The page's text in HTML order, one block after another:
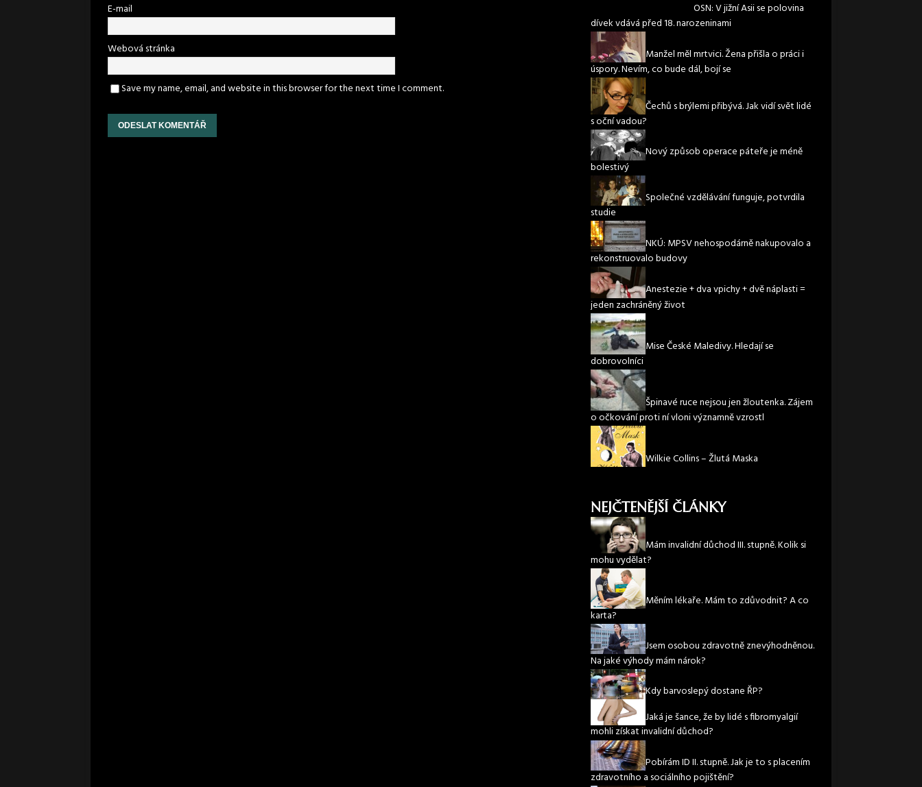
E-mail
Webová stránka
Save my name, email, and website in this browser for the next time I comment.
OSN: V jižní Asii se polovina
dívek vdává před 18. narozeninami
Manžel měl mrtvici. Žena přišla o práci i
úspory. Nevím, co bude dál, bojí se
Čechů s brýlemi přibývá. Jak vidí svět lidé
s oční vadou?
Nový způsob operace páteře je méně
bolestivý
Společné vzdělávání funguje, potvrdila
studie
NKÚ: MPSV nehospodárně nakupovalo a
rekonstruovalo budovy
Anestezie + dva vpichy + dvě náplasti =
jeden zachráněný život
Mise České Maledivy. Hledají se
dobrovolníci
Špinavé ruce nejsou jen žloutenka. Zájem
o očkování proti ní vloni významně vzrostl
Wilkie Collins – Žlutá Maska
NEJČTENĚJŠÍ ČLÁNKY
Mám invalidní důchod III. stupně. Kolik si
mohu vydělat?
Měním lékaře. Mám to zdůvodnit? A co
karta?
Jsem osobou zdravotně znevýhodněnou.
Na jaké výhody mám nárok?
Kdy barvoslepý dostane ŘP?
Jaká je šance, že by lidé s fibromyalgií
mohli získat invalidní důchod?
Pobírám ID II. stupně. Jak je to s placením
zdravotního a sociálního pojištění?